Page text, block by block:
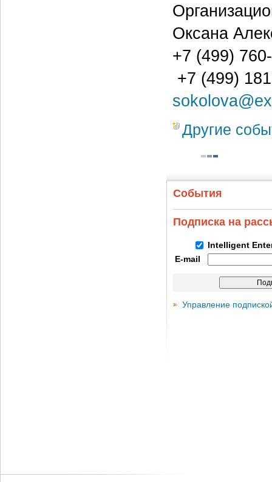
Оксана
+7 (499)
+7 (499)
Другие
События
Подписка на
Intelligent
E-mail
Управление